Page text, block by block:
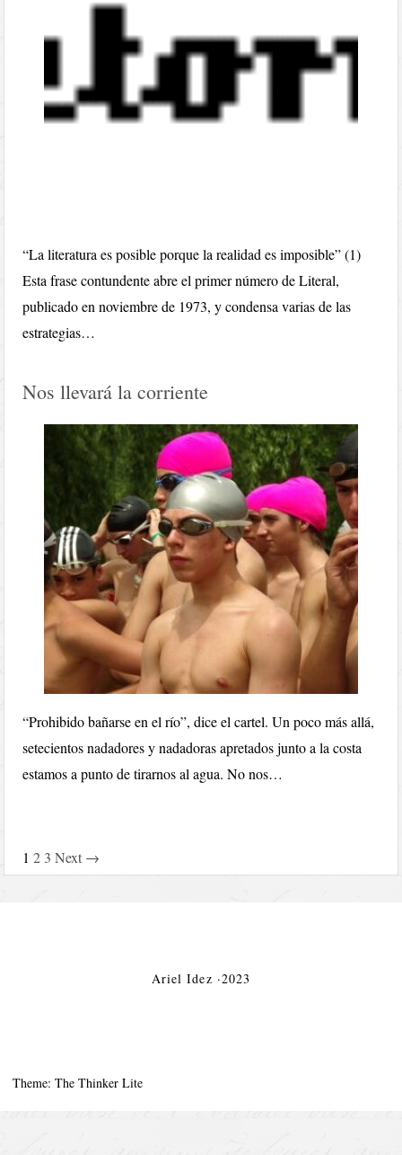
“La literatura es posible porque la realidad es imposible” (1)
Esta frase contundente abre el primer número de Literal,
publicado en noviembre de 1973, y condensa varias de las
estrategias…
Nos llevará la corriente
“Prohibido bañarse en el río”, dice el cartel. Un poco más allá,
setecientos nadadores y nadadoras apretados junto a la costa
estamos a punto de tirarnos al agua. No nos…
1 2 3 Next →
Ariel Idez ·2023
Theme: The Thinker Lite